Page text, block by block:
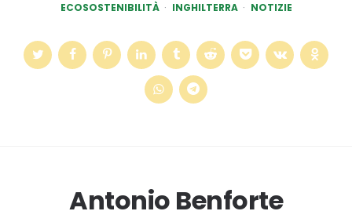
ECOSOSTENIBILITÀ
INGHILTERRA NOTIZIE
Antonio Benforte